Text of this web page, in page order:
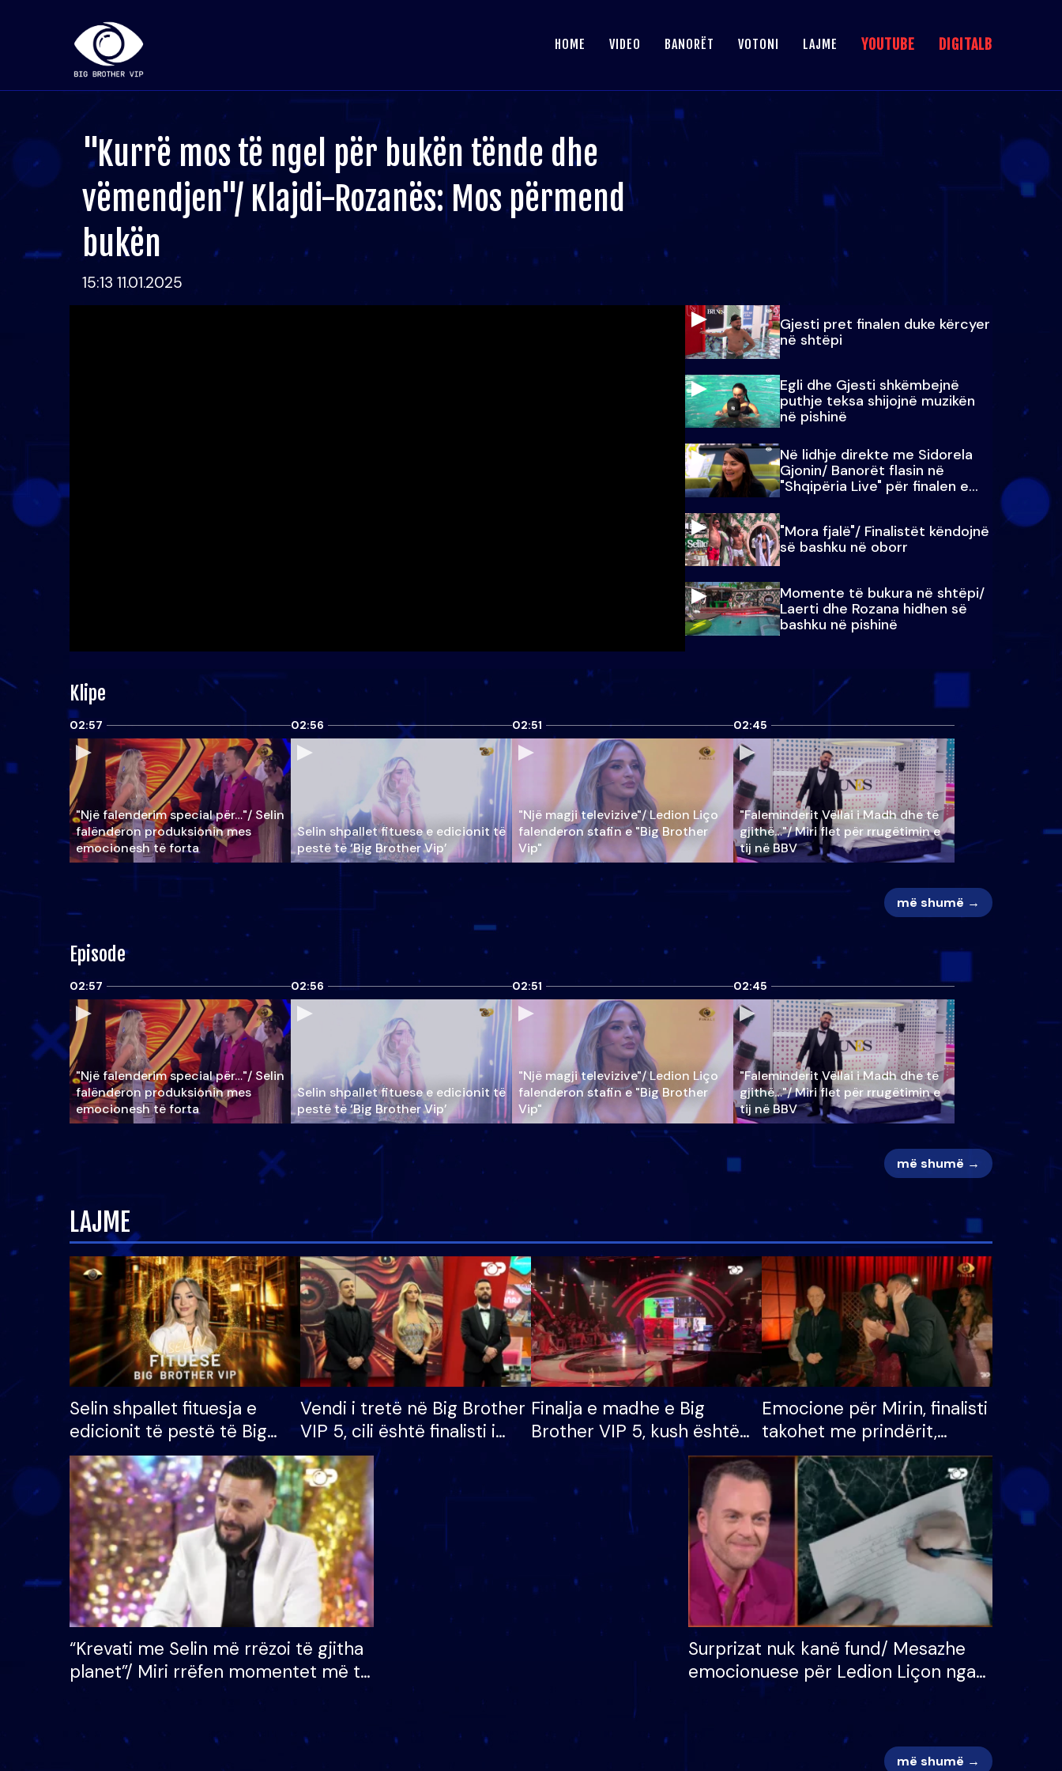
HOME VIDEO BANORËT VOTONI LAJME YOUTUBE DIGITALB
"Kurrë mos të ngel për bukën tënde dhe
vëmendjen"/ Klajdi-Rozanës: Mos përmend
bukën
15:13 11.01.2025
Gjesti pret finalen duke kërcyer
në shtëpi
Egli dhe Gjesti shkëmbejnë
puthje teksa shijojnë muzikën
në pishinë
Në lidhje direkte me Sidorela
Gjonin/ Banorët flasin në
"Shqipëria Live" për finalen e
madhe
"Mora fjalë"/ Finalistët këndojnë
së bashku në oborr
Momente të bukura në shtëpi/
Laerti dhe Rozana hidhen së
bashku në pishinë
Klipe
02:57
"Një falenderim special për…"/ Selin
falënderon produksionin mes
emocionesh të forta
02:56
Selin shpallet fituese e edicionit të
pestë të ‘Big Brother Vip’
02:51
"Një magji televizive"/ Ledion Liço
falenderon stafin e "Big Brother
Vip"
02:45
"Faleminderit Vëllai i Madh dhe të
gjithë…"/ Miri flet për rrugëtimin e
tij në BBV
më shumë →
Episode
02:57
"Një falenderim special për…"/ Selin
falënderon produksionin mes
emocionesh të forta
02:56
Selin shpallet fituese e edicionit të
pestë të ‘Big Brother Vip’
02:51
"Një magji televizive"/ Ledion Liço
falenderon stafin e "Big Brother
Vip"
02:45
"Faleminderit Vëllai i Madh dhe të
gjithë…"/ Miri flet për rrugëtimin e
tij në BBV
më shumë →
LAJME
Selin shpallet fituesja e
edicionit të pestë të Big
Brother VIP, rrëmben
çmimin e madh prej 100
mijë eurosh
Vendi i tretë në Big Brother
VIP 5, cili është finalisti i
radhës që lë shtëpinë
Finalja e madhe e Big
Brother VIP 5, kush është
banori i parë që lë shtëpinë
dhe humb mundësinë për
të fituar çmimin e madh
Emocione për Mirin, finalisti
takohet me prindërit,
vajzën dhe bashkëshorten:
S’kemi ndonjë letër divorci
apo jo?
“Krevati me Selin më rrëzoi të gjitha
planet”/ Miri rrëfen momentet më të
bukura në shtëpinë e BB VIP: Do më
Surprizat nuk kanë fund/ Mesazhe
emocionuese për Ledion Liçon nga
nëna dhe fëmijët e tij, moderatori
më shumë →